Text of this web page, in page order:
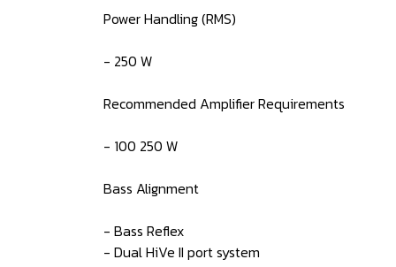
Power Handling (RMS)
- 250 W
Recommended Amplifier Requirements
- 100 250 W
Bass Alignment
- Bass Reflex
- Dual HiVe II port system